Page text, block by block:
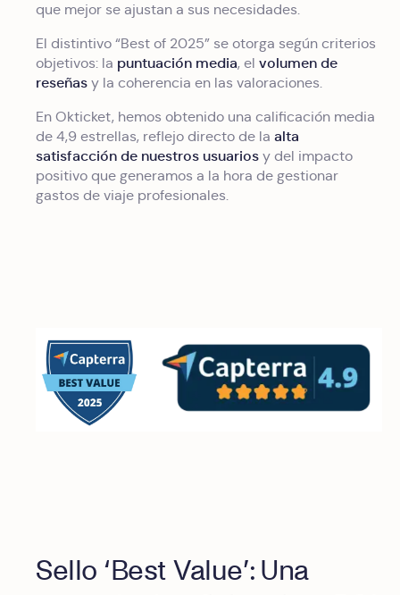
que mejor se ajustan a sus necesidades.
El distintivo “Best of 2025” se otorga según criterios
objetivos: la puntuación media, el volumen de
reseñas y la coherencia en las valoraciones.
En Okticket, hemos obtenido una calificación media
de 4,9 estrellas, reflejo directo de la alta
satisfacción de nuestros usuarios y del impacto
positivo que generamos a la hora de gestionar
gastos de viaje profesionales.
Sello ‘Best Value’: Una